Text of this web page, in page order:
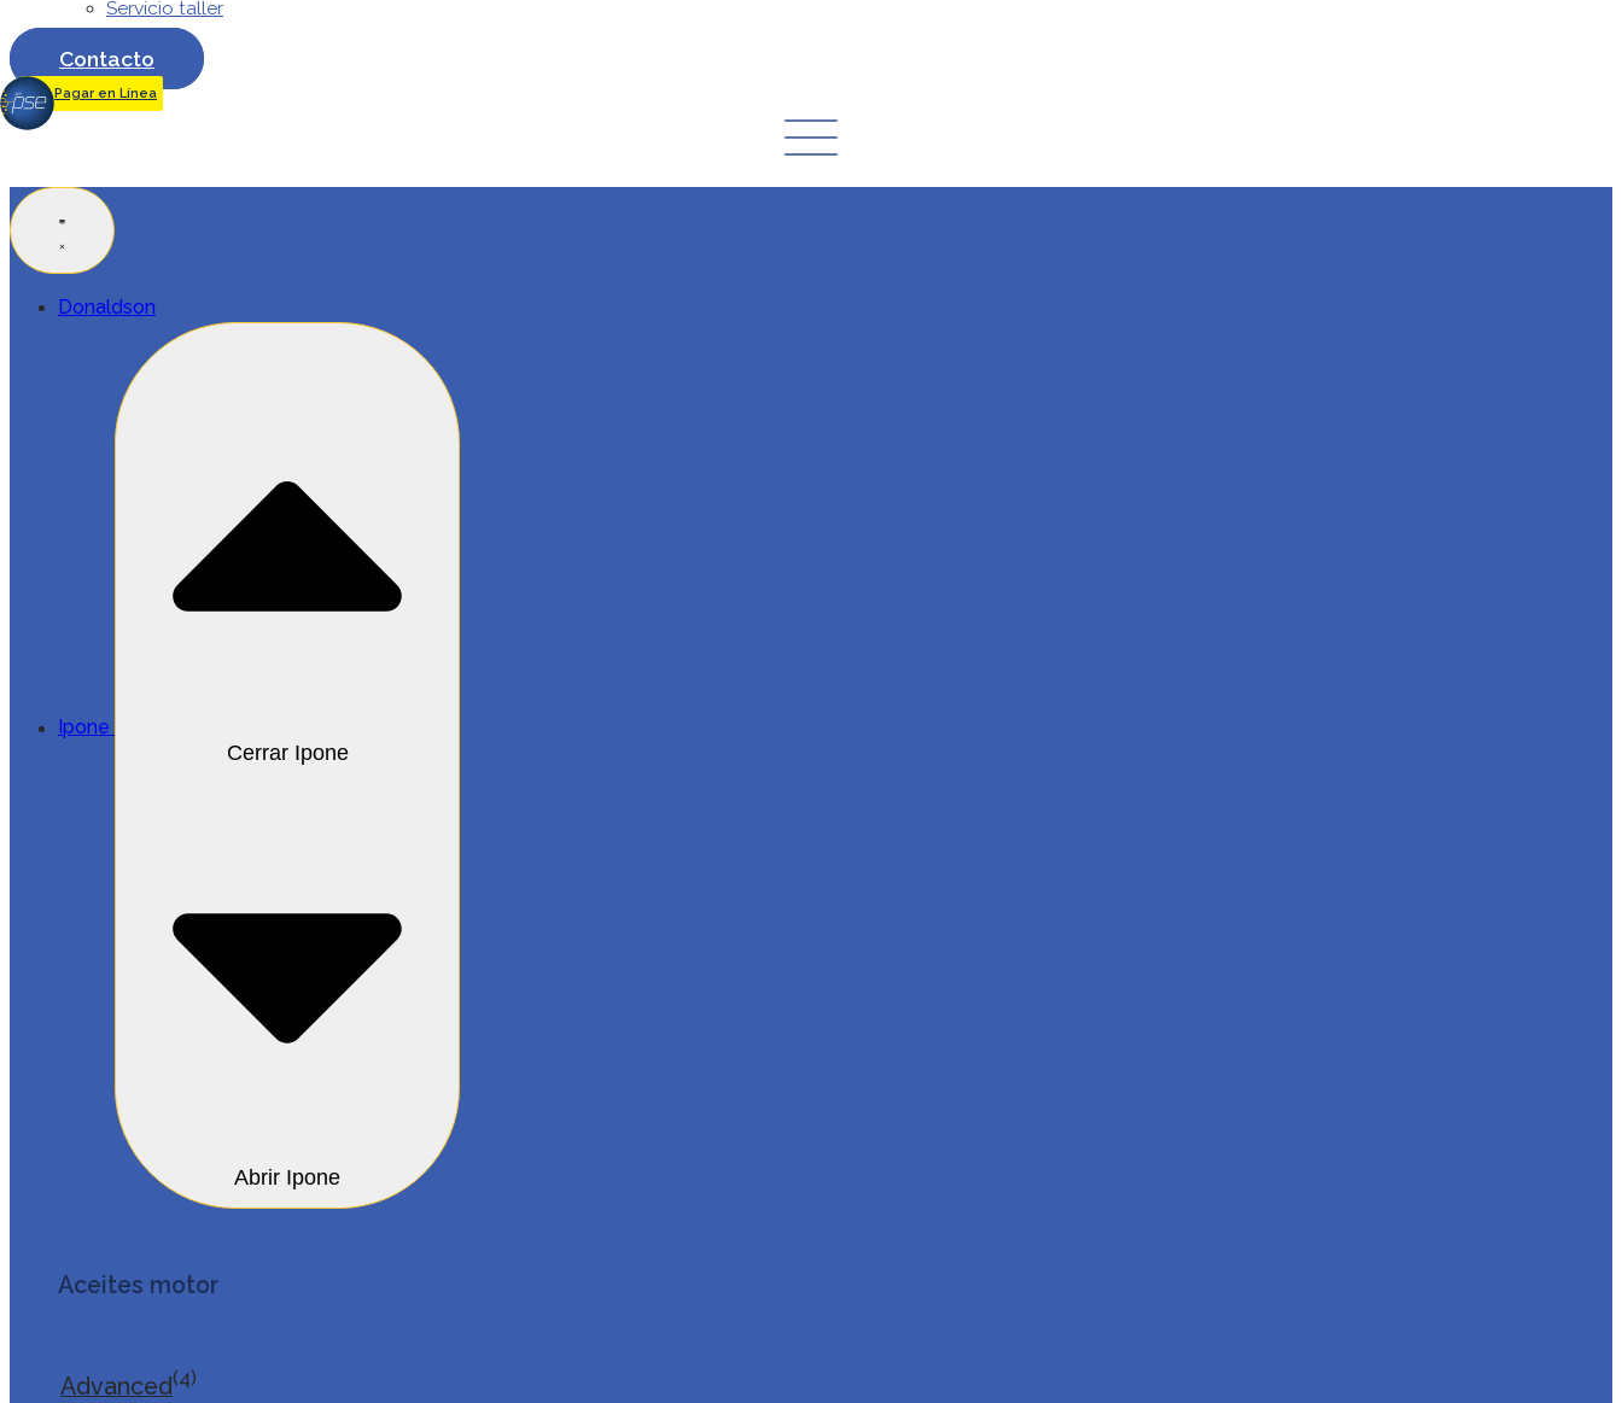
Servicio taller
Contacto
Pagar en Línea
Donaldson
Ipone
Cerrar Ipone
Abrir Ipone
Aceites motor
Advanced(4)